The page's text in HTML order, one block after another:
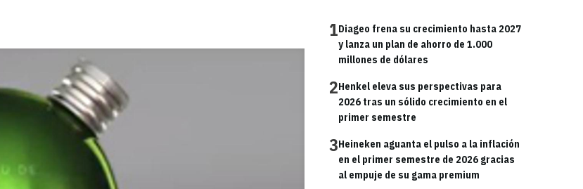
1Diageo frena su crecimiento hasta 2027
y lanza un plan de ahorro de 1.000
millones de dólares
2Henkel eleva sus perspectivas para
2026 tras un sólido crecimiento en el
primer semestre
3Heineken aguanta el pulso a la inflación
en el primer semestre de 2026 gracias
al empuje de su gama premium